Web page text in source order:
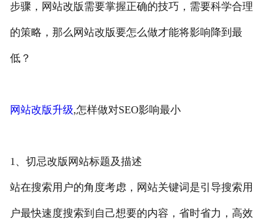
步骤，网站改版需要掌握正确的技巧，需要科学合理
的策略，那么网站改版要怎么做才能将影响降到最
低？
网站改版升级,怎样做对SEO影响最小
1、切忌改版网站标题及描述
站在搜索用户的角度考虑，网站关键词是引导搜索用
户最快速度搜索到自己想要的内容，省时省力，高效